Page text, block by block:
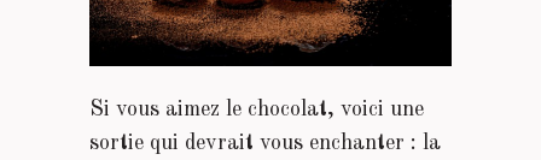
Si vous aimez le chocolat, voici une
sortie qui devrait vous enchanter : la